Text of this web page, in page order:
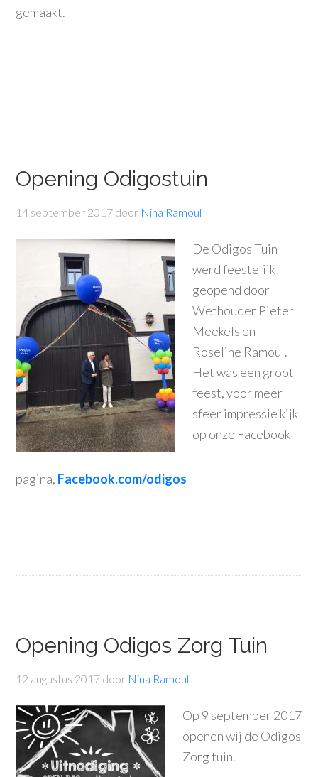
gemaakt.
Opening Odigostuin
14 september 2017 door Nina Ramoul
De Odigos Tuin
werd feestelijk
geopend door
Wethouder Pieter
Meekels en
Roseline Ramoul.
Het was een groot
feest, voor meer
sfeer impressie kijk
op onze Facebook
pagina, Facebook.com/odigos
Opening Odigos Zorg Tuin
12 augustus 2017 door Nina Ramoul
Op 9 september 2017
openen wij de Odigos
Zorg tuin.